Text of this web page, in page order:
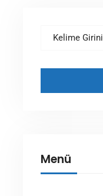
Menü